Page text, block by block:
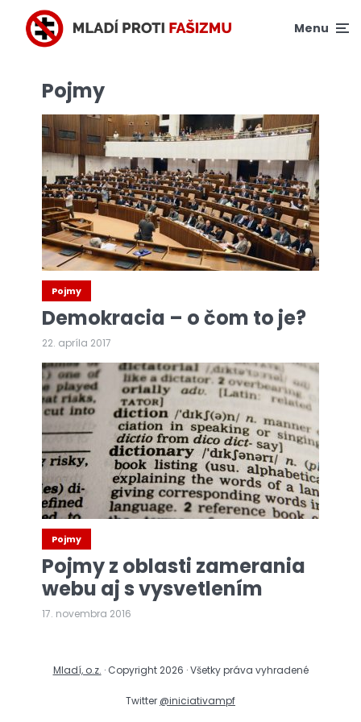
Menu
Pojmy
Pojmy
Demokracia – o čom to je?
22. apríla 2017
Pojmy
Pojmy z oblasti zamerania
webu aj s vysvetlením
17. novembra 2016
Mladí, o.z. · Copyright 2026 · Všetky práva vyhradené
Twitter @iniciativampf